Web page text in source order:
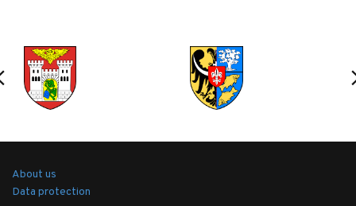
About us
Data protection